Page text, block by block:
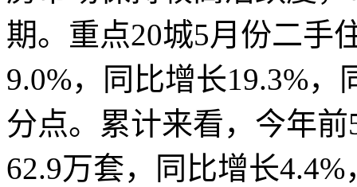
期。重点20城5月份二手
9.0%，同比增长19.3%
分点。累计来看，今年
62.9万套，同比增长